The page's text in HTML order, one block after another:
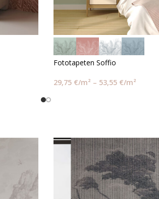
Fototapeten Soffio
29,75 €/m² – 53,55 €/m²